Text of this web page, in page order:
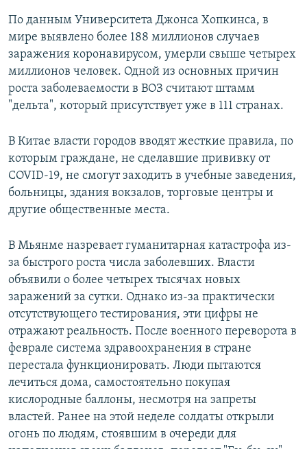
По данным Университета Джонса Хопкинса, в
мире выявлено более 188 миллионов случаев
заражения коронавирусом, умерли свыше четырех
миллионов человек. Одной из основных причин
роста заболеваемости в ВОЗ считают штамм
"дельта", который присутствует уже в 111 странах.
В Китае власти городов вводят жесткие правила, по
которым граждане, не сделавшие прививку от
COVID-19, не смогут заходить в учебные заведения,
больницы, здания вокзалов, торговые центры и
другие общественные места.
В Мьянме назревает гуманитарная катастрофа из-
за быстрого роста числа заболевших. Власти
объявили о более четырех тысячах новых
заражений за сутки. Однако из-за практически
отсутствующего тестирования, эти цифры не
отражают реальность. После военного переворота в
феврале система здравоохранения в стране
перестала функционировать. Люди пытаются
лечиться дома, самостоятельно покупая
кислородные баллоны, несмотря на запреты
властей. Ранее на этой неделе солдаты открыли
огонь по людям, стоявшим в очереди для